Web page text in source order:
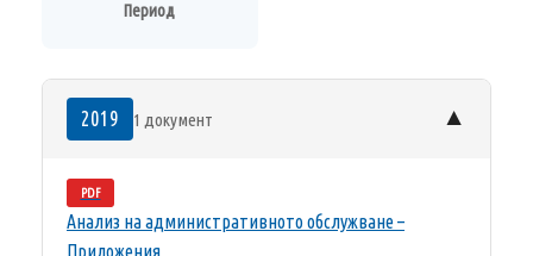
Период
2019 1 документ ▼
PDF
Анализ на административното обслужване –
Приложения